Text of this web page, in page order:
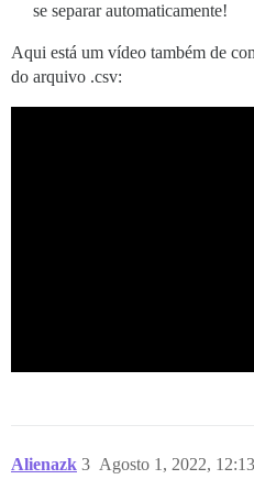
se separar automaticamente!
Aqui está um vídeo também de
do arquivo .csv:
Alienazk Agosto 1, 2022,
3